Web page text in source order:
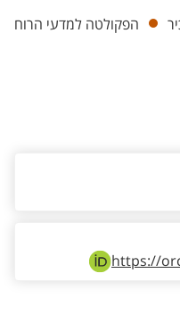
הפקולטה למדעי הרוח
https://